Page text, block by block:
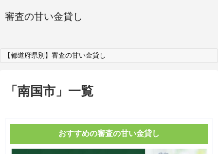
審査の甘い金貸し
【都道府県別】審査の甘い金貸し
「 南国市 」 一覧
おすすめの審査の甘い金貸し